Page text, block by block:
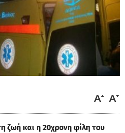
ζωή και η 20χρονη φίλη του